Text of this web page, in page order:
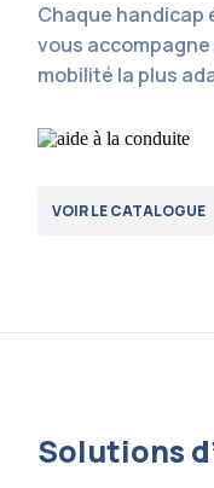
Chaque
vous
mobilité la plus
VOIR LE CATALOGUE
Solutions